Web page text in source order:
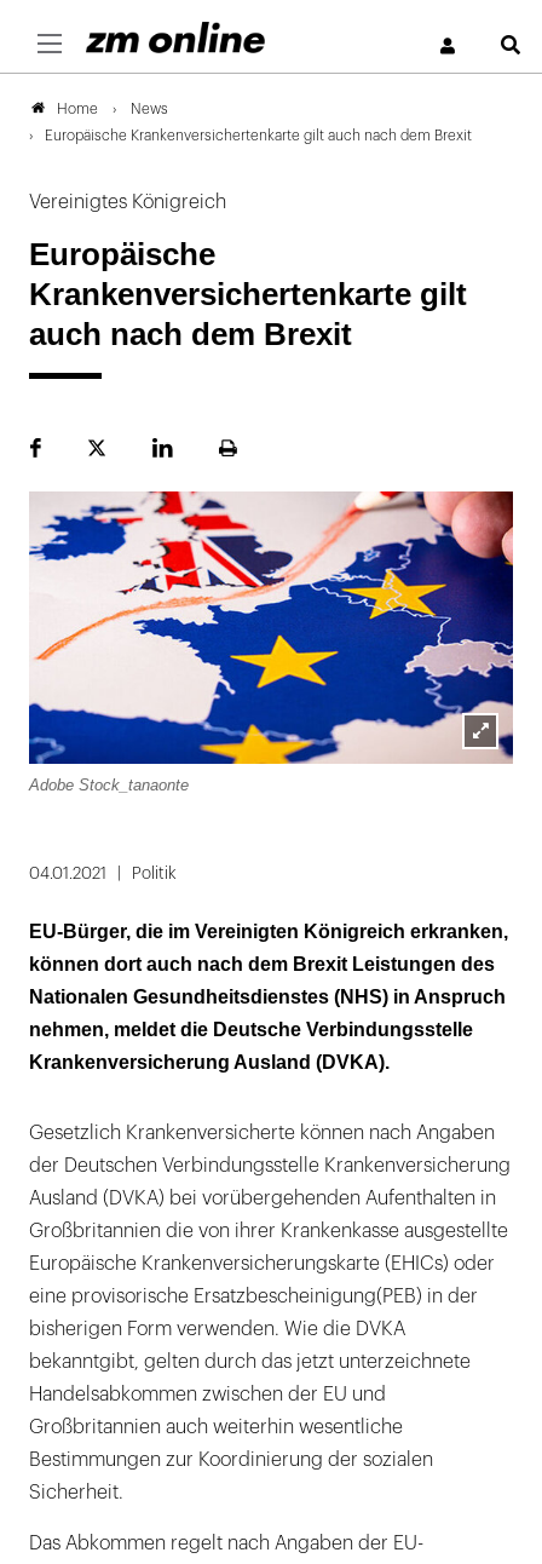
Home
News
Europäische Krankenversichertenkarte gilt auch nach dem Brexit
Vereinigtes Königreich
Europäische
Krankenversichertenkarte gilt
auch nach dem Brexit
FacebookPlattformLinekdInSeite
Lightbox
Adobe Stock_tanaonte
04.01.2021 Politik
EU-Bürger, die im Vereinigten Königreich erkranken,
können dort auch nach dem Brexit Leistungen des
Nationalen Gesundheitsdienstes (NHS) in Anspruch
nehmen, meldet die Deutsche Verbindungsstelle
Krankenversicherung Ausland (DVKA).
Gesetzlich Krankenversicherte können nach Angaben
der Deutschen Verbindungsstelle Krankenversicherung
Ausland (DVKA) bei vorübergehenden Aufenthalten in
Großbritannien die von ihrer Krankenkasse ausgestellte
Europäische Krankenversicherungskarte (EHICs) oder
eine provisorische Ersatzbescheinigung(PEB) in der
bisherigen Form verwenden. Wie die DVKA
bekanntgibt, gelten durch das jetzt unterzeichnete
Handelsabkommen zwischen der EU und
Großbritannien auch weiterhin wesentliche
Bestimmungen zur Koordinierung der sozialen
Sicherheit.
Das Abkommen regelt nach Angaben der EU-